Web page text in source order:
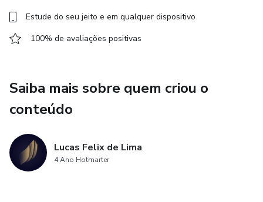
Estude do seu jeito e em qualquer dispositivo
100% de avaliações positivas
Saiba mais sobre quem criou o
conteúdo
Lucas Felix de Lima
4 Ano Hotmarter